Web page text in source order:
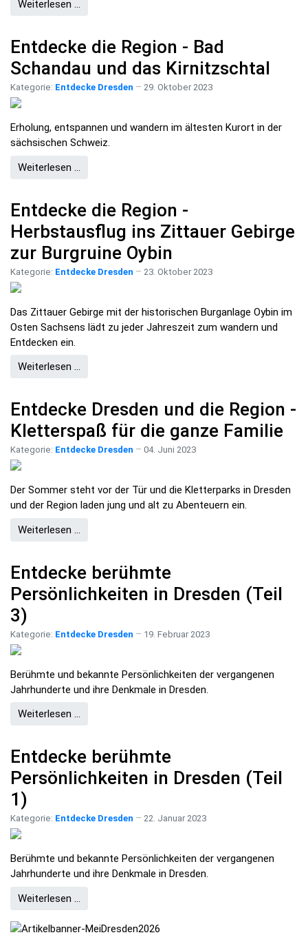
Weiterlesen …
Entdecke die Region - Bad
Schandau und das Kirnitzschtal
Kategorie: Entdecke Dresden 29. Oktober 2023
Erholung, entspannen und wandern im ältesten Kurort in der
sächsischen Schweiz.
Weiterlesen …
Entdecke die Region -
Herbstausflug ins Zittauer Gebirge
zur Burgruine Oybin
Kategorie: Entdecke Dresden 23. Oktober 2023
Das Zittauer Gebirge mit der historischen Burganlage Oybin im
Osten Sachsens lädt zu jeder Jahreszeit zum wandern und
Entdecken ein.
Weiterlesen …
Entdecke Dresden und die Region -
Kletterspaß für die ganze Familie
Kategorie: Entdecke Dresden 04. Juni 2023
Der Sommer steht vor der Tür und die Kletterparks in Dresden
und der Region laden jung und alt zu Abenteuern ein.
Weiterlesen …
Entdecke berühmte
Persönlichkeiten in Dresden (Teil
3)
Kategorie: Entdecke Dresden 19. Februar 2023
Berühmte und bekannte Persönlichkeiten der vergangenen
Jahrhunderte und ihre Denkmale in Dresden.
Weiterlesen …
Entdecke berühmte
Persönlichkeiten in Dresden (Teil
1)
Kategorie: Entdecke Dresden 22. Januar 2023
Berühmte und bekannte Persönlichkeiten der vergangenen
Jahrhunderte und ihre Denkmale in Dresden.
Weiterlesen …